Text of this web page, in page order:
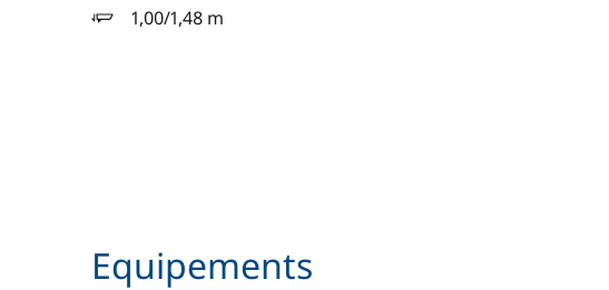
1,00/1,48 m
tirant d'eau
Equipements